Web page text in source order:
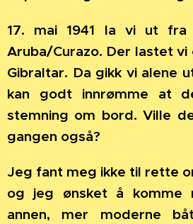
17. mai 1941 la vi ut
Aruba/Curazo. Der lastet vi
Gibraltar. Da gikk vi alene
kan godt innrømme at
stemning om bord. Ville
gangen også?
Jeg fant meg ikke til rette
og jeg ønsket å komme
annen, mer moderne